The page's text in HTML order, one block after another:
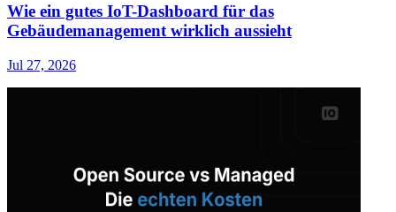
Wie ein gutes IoT-Dashboard für das
Gebäudemanagement wirklich aussieht
Jul 27, 2026